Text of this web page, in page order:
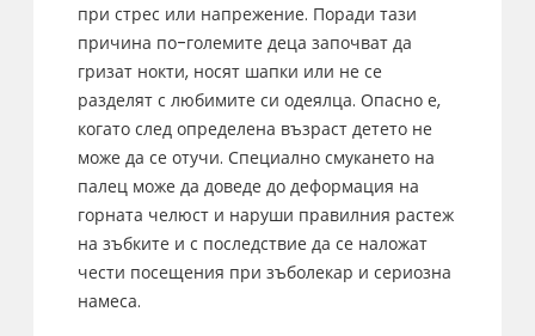
при стрес или напрежение. Поради тази
причина по-големите деца започват да
гризат нокти, носят шапки или не се
разделят с любимите си одеялца. Опасно е,
когато след определена възраст детето не
може да се отучи. Специално смукането на
палец може да доведе до деформация на
горната челюст и наруши правилния растеж
на зъбките и с последствие да се наложат
чести посещения при зъболекар и сериозна
намеса.